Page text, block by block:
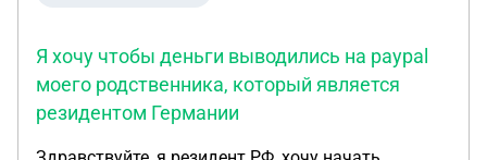
Я хочу чтобы деньги выводились на paypal
моего родственника, который является
резидентом Германии